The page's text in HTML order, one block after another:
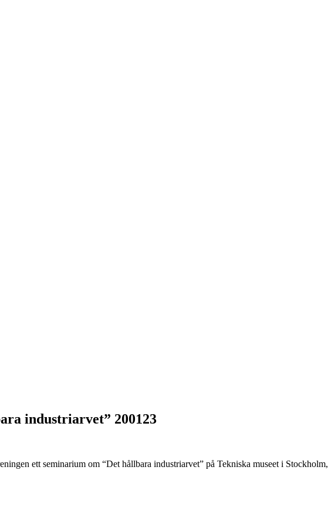
industriarvet” 200123
ett seminarium om “Det hållbara industriarvet” på Tekniska museet i Stockholm,